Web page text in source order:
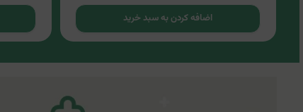
اضافه کردن به سبد خرید